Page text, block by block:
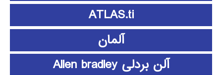
ATLAS.ti
آلمان
آلن بردلی Allen bradley